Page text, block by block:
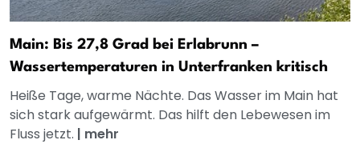
Main: Bis 27,8 Grad bei Erlabrunn –
Wassertemperaturen in Unterfranken kritisch
Heiße Tage, warme Nächte. Das Wasser im Main hat
sich stark aufgewärmt. Das hilft den Lebewesen im
Fluss jetzt. | mehr